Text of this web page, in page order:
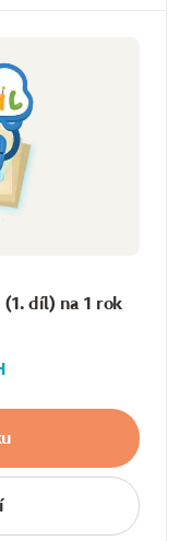
díl) na 1 rok